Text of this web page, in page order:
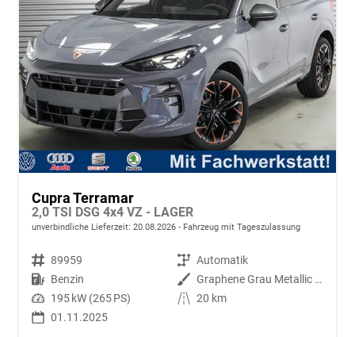
Cupra Terramar
2,0 TSI DSG 4x4 VZ - LAGER
unverbindliche Lieferzeit: 20.08.2026 Fahrzeug mit Tageszulassung
Fahrzeugnr. 89959 Getriebe Automatik
Kraftstoff Benzin Außenfarbe
Graphene Grau Metallic (R6)
Leistung 195 kW (265 PS) Kilometerstand 20 km
01.11.2025